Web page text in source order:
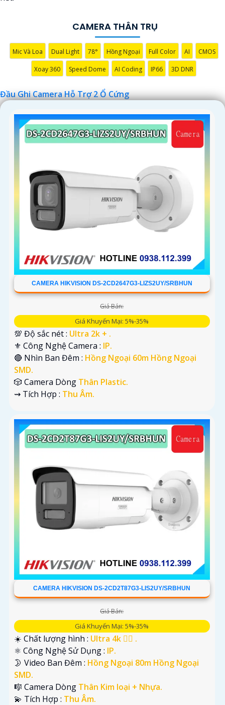
CAMERA THÂN TRỤ
Mic Và Loa Dual Light 78° Hồng Ngoại Full Color AI CMOS
Xoay 360 Speed Dome AI Coding IP66 3D DNR
Đầu Ghi Camera Hỗ Trợ 2 Ổ Cứng
CAMERA HIKVISION DS-2CD2647G3-LIZS2UY/SRBHUN
Giá Bán:
Giá Khuyến Mại: 5%-35%
💯 Độ sắc nét : Ultra 2k + .
⚜️ Công Nghệ Camera : IP.
🔴 Nhìn Ban Đêm : Hồng Ngoại 60m Hồng Ngoại
SMD.
🎲 Camera Dòng Thân Plastic.
️⇝ Tích Hợp : Thu Âm.
CAMERA HIKVISION DS-2CD2T87G3-LIS2UY/SRBHUN
Giá Bán:
Giá Khuyến Mại: 5%-35%
☀️ Chất lượng hình : Ultra 4k 👍🏾 .
⚛️ Công Nghệ Sử Dụng : IP.
🌛 Video Ban Đêm : Hồng Ngoại 80m Hồng Ngoại
SMD.
🎼️ Camera Dòng Thân Kim loại + Nhựa.
️💫 Tích Hợp : Thu Âm.